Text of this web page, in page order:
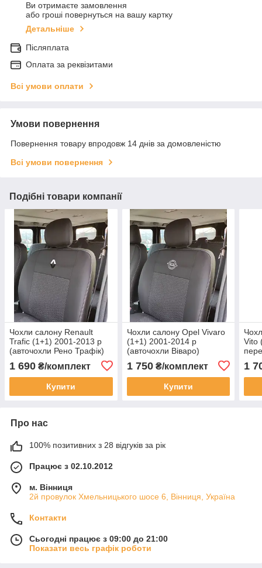
Ви отримаєте замовлення
або гроші повернуться на вашу картку
Детальніше
Післяплата
Оплата за реквізитами
Всі умови оплати
Умови повернення
Повернення товару впродовж 14 днів за домовленістю
Всі умови повернення
Подібні товари компанії
Чохли салону Renault
Trafic (1+1) 2001-2013 р
(авточохли Рено Трафік)
1 690 ₴/комплект
Купити
Чохли салону Opel Vivaro
(1+1) 2001-2014 р
(авточохли Віваро)
1 750₴/комплект
Купити
Vito
1
Про нас
100% позитивних з 28 відгуків за рік
Працює з 02.10.2012
м. Вінниця
2й провулок Хмельницького шосе 6, Вінниця, Україна
Контакти
Сьогодні працює з 09:00 до 21:00
Показати весь графік роботи